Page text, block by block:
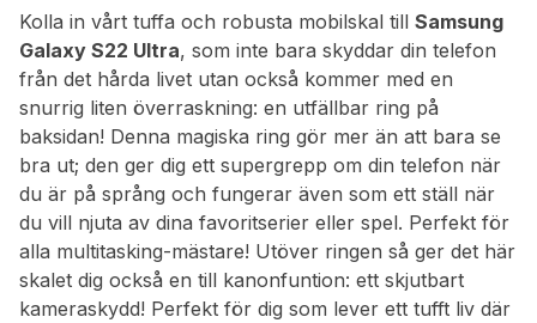
Kolla in vårt tuffa och robusta mobilskal till Samsung
Galaxy S22 Ultra, som inte bara skyddar din telefon
från det hårda livet utan också kommer med en
snurrig liten överraskning: en utfällbar ring på
baksidan! Denna magiska ring gör mer än att bara se
bra ut; den ger dig ett supergrepp om din telefon när
du är på språng och fungerar även som ett ställ när
du vill njuta av dina favoritserier eller spel. Perfekt för
alla multitasking-mästare! Utöver ringen så ger det här
skalet dig också en till kanonfuntion: ett skjutbart
kameraskydd! Perfekt för dig som lever ett tufft liv där